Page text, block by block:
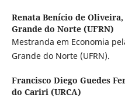
Renata Benício de Oliveira,
Grande do Norte (UFRN)
Mestranda em Economia
Grande do Norte (UFRN).
Francisco Diego Guedes
do Cariri (URCA)